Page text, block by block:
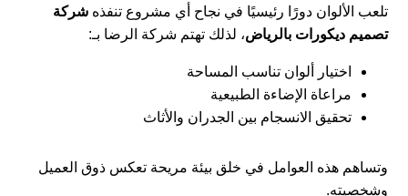
تلعب الألوان دورًا رئيسيًا في نجاح أي مشروع تنفذهشركة
تصميم ديكورات بالرياض، لذلك تهتم شركة الرضا بـ:
اختيار ألوان تناسب المساحة
مراعاة الإضاءة الطبيعية
تحقيق الانسجام بين الجدران والأثاث
وتساهم هذه العوامل في خلق بيئة مريحة تعكس ذوق العميل
وشخصيته.